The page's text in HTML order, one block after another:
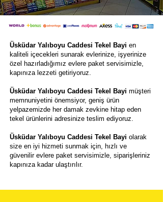
Üsküdar Yalıboyu Caddesi Tekel Bayi en
kaliteli içecekleri sunarak evlerinize, işyerinize
özel hazırladığımız evlere paket servisimizle,
kapınıza lezzeti getiriyoruz.
Üsküdar Yalıboyu Caddesi Tekel Bayi müşteri
memnuniyetini önemsiyor, geniş ürün
yelpazemizde her damak zevkine hitap eden
tekel ürünlerini adresinize teslim ediyoruz.
Üsküdar Yalıboyu Caddesi Tekel Bayi olarak
size en iyi hizmeti sunmak için, hızlı ve
güvenilir evlere paket servisimizle, siparişleriniz
kapınıza kadar ulaştırılır.